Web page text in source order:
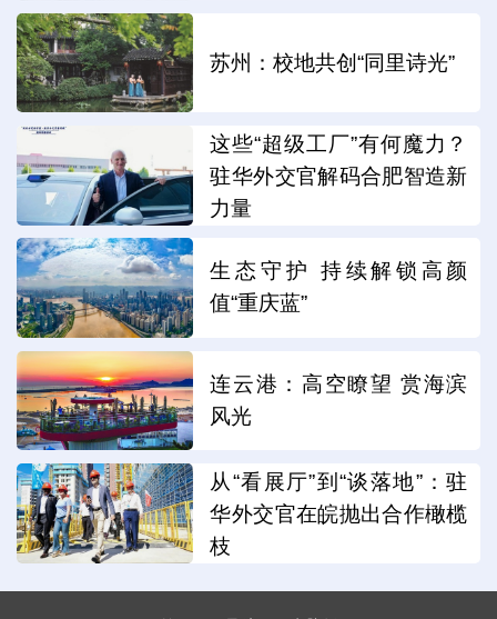
苏州：校地共创“同里诗光”
这些“超级工厂”有何魔力？
驻华外交官解码合肥智造新
力量
生态守护 持续解锁高颜
值“重庆蓝”
连云港：高空瞭望 赏海滨
风光
从“看展厅”到“谈落地”：驻
华外交官在皖抛出合作橄榄
枝